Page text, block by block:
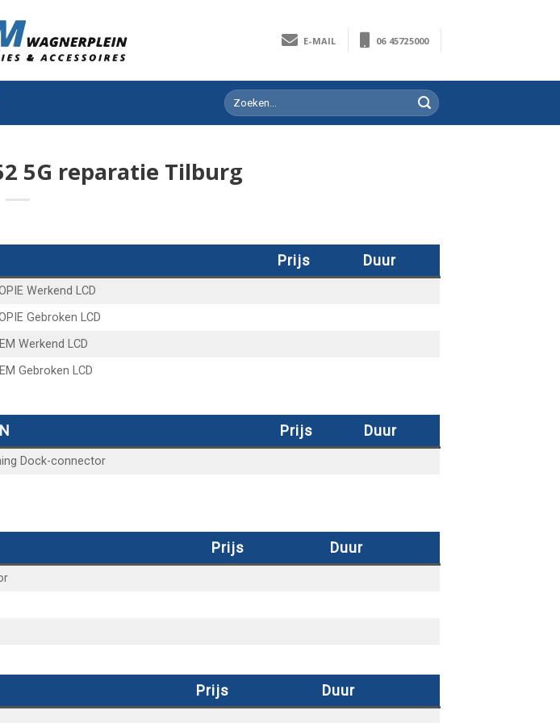
E-MAIL 06 45725000
5G reparatie Tilburg
Prijs Duur
Werkend LCD
Gebroken LCD
Werkend LCD
Gebroken LCD
Prijs Duur
Dock-connector
Prijs Duur
Prijs Duur